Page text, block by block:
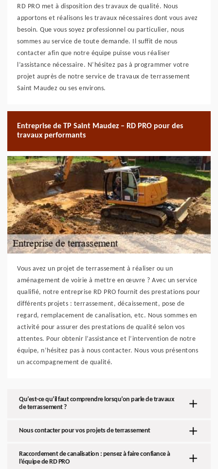
RD PRO met à disposition des travaux de qualité. Nous
apportons et réalisons les travaux nécessaires dont vous avez
besoin. Que vous soyez professionnel ou particulier, nous
sommes au service de toute demande. Il suffit de nous
contacter afin que notre équipe puisse vous réaliser
l’assistance nécessaire. N’hésitez pas à programmer votre
projet auprès de notre service de travaux de terrassement
Saint Maudez ou ses environs.
Entreprise de TP Saint Maudez – RD PRO pour des
travaux performants
Vous avez un projet de terrassement à réaliser ou un
aménagement de voirie à mettre en œuvre ? Avec un service
qualifié, notre entreprise RD PRO fournit des prestations pour
différents projets : terrassement, décaissement, pose de
regard, remplacement de canalisation, etc. Nous sommes en
activité pour assurer des prestations de qualité selon vos
attentes. Pour obtenir l’assistance et l’intervention de notre
équipe, n’hésitez pas à nous contacter. Nous vous présentons
un accompagnement de qualité.
Qu’est-ce qu’il faut comprendre lorsqu’on parle de travaux
de terrassement ?
Nous contacter pour vos projets de terrassement
Raccordement de canalisation : pensez à faire confiance à
l’équipe de RD PRO